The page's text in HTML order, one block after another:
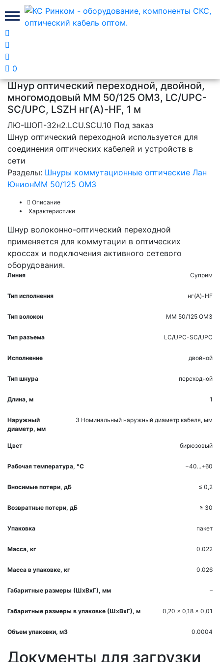
0
Главная
Юнион
Шнур оптический переходной, двойной,
многомодовый MM 50/125 OM3, LC/UPC-
SC/UPC, LSZH нг(A)-HF, 1 м
ЛЮ-ШОП-32н2.LCU.SCU.10 Под заказ
Шнур оптический переходной используется для
соединения оптических кабелей и устройств в
сети
Разделы: Шнуры коммутационные оптические Лан
ЮнионMM 50/125 OM3
Описание
Характеристики
Шнур волоконно-оптический переходной
применяется для коммутации в оптических
кроссах и подключения активного сетевого
оборудования.
Линия Суприм
Тип исполнения нг(A)-HF
Тип волокон MM 50/125 OM3
Тип разъема LC/UPC-SC/UPC
Исполнение двойной
Тип шнура переходной
Длина, м 1
Наружный
диаметр, мм
3 Номинальный наружный диаметр кабеля, мм
Цвет бирюзовый
Рабочая температура, °С −40...+60
Вносимые потери, дБ ≤ 0,2
Возвратные потери, дБ ≥ 30
Упаковка пакет
Масса, кг 0.022
Масса в упаковке, кг 0.026
Габаритные размеры (ШхВхГ), мм –
Габаритные размеры в упаковке (ШхВхГ), м 0,20 x 0,18 x 0,01
Объем упаковки, м3 0.0004
Документы для загрузки